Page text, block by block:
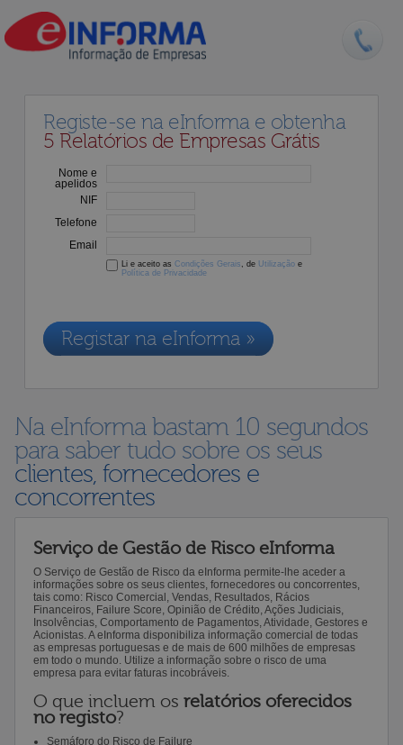
Registe-se na eInforma e obtenha
5 Relatórios de Empresas Grátis
Nome e
apelidos
NIF
Telefone
Email
Li e aceito as Condições Gerais , de Utilização e
Política de Privacidade
Registar na eInforma »
Na eInforma bastam 10 segundos
para saber tudo sobre os seus
clientes, fornecedores e
concorrentes
Serviço de Gestão de Risco eInforma
O Serviço de Gestão de Risco da eInforma permite-lhe aceder a
informações sobre os seus clientes, fornecedores ou concorrentes,
tais como: Risco Comercial, Vendas, Resultados, Rácios
Financeiros, Failure Score, Opinião de Crédito, Ações Judiciais,
Insolvências, Comportamento de Pagamentos, Atividade, Gestores e
Acionistas. A eInforma disponibiliza informação comercial de todas
as empresas portuguesas e de mais de 600 milhões de empresas
em todo o mundo. Utilize a informação sobre o risco de uma
empresa para evitar faturas incobráveis.
O que incluem os relatórios oferecidos
no registo?
Semáforo do Risco de Failure